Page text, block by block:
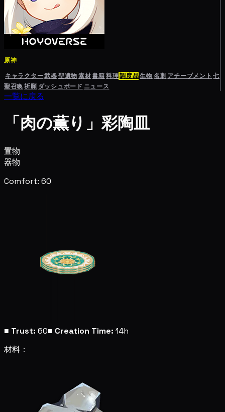
原神
キャラクター武器聖遺物素材書籍料理調度品生物名刺 アチーブメント 七
聖召喚祈願 ダッシュボード ニュース
一覧に戻る
「肉の薫り」彩陶皿
置物
器物
Comfort: 60
■ Trust: 60■ Creation Time: 14h
材料：